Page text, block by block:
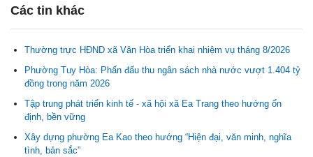
Các tin khác
Thường trực HĐND xã Vân Hòa triển khai nhiệm vụ tháng 8/2026
Phường Tuy Hòa: Phấn đấu thu ngân sách nhà nước vượt 1.404 tỷ
đồng trong năm 2026
Tập trung phát triển kinh tế - xã hội xã Ea Trang theo hướng ổn
định, bền vững
Xây dựng phường Ea Kao theo hướng “Hiện đại, văn minh, nghĩa
tình, bản sắc”
Nghị quyết Cho ý kiến về cam kết bố trí nguồn vốn đối ứng ngân
sách địa phương để thực hiện Dự án Xây dựng Trụ sở làm...